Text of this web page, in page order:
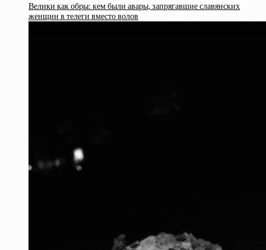
Велики как обры: кем были авары, запрягавшие славянских
женщин в телеги вместо волов